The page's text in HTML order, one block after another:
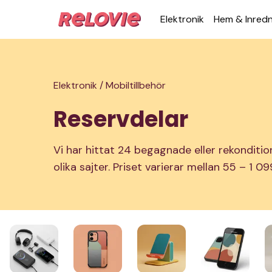
Elek­tronik Hem &
Elektronik /Mobiltillbehör
Reservdelar
Vi har hittat 24 begagnade eller
olika sajter. Priset varierar mellan 55 – 1